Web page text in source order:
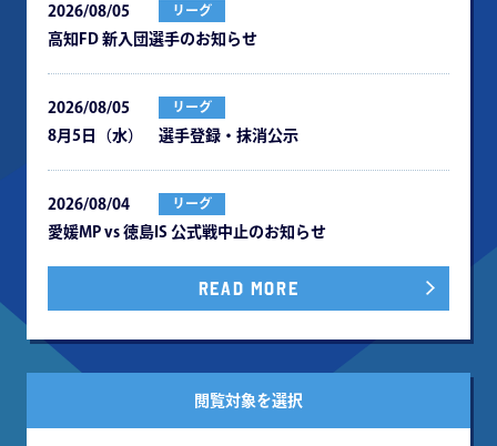
2026/08/05 リーグ
⾼知FD 新⼊団選⼿のお知らせ
2026/08/05 リーグ
8月5日（水） 選手登録・抹消公示
2026/08/04 リーグ
愛媛MP vs 徳島IS 公式戦中⽌のお知らせ
READ MORE
閲覧対象を選択